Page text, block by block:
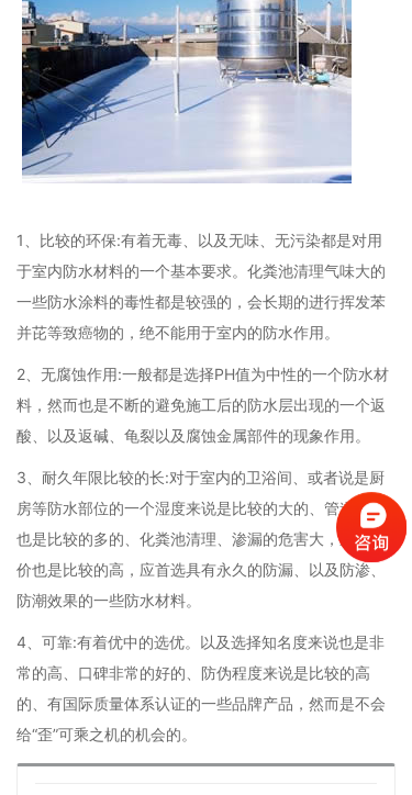
1、比较的环保:有着无毒、以及无味、无污染都是对用
于室内防水材料的一个基本要求。化粪池清理气味大的
一些防水涂料的毒性都是较强的，会长期的进行挥发苯
并芘等致癌物的，绝不能用于室内的防水作用。
2、无腐蚀作用:一般都是选择PH值为中性的一个防水材
料，然而也是不断的避免施工后的防水层出现的一个返
酸、以及返碱、龟裂以及腐蚀金属部件的现象作用。
3、耐久年限比较的长:对于室内的卫浴间、或者说是厨
房等防水部位的一个湿度来说是比较的大的、管道当然
也是比较的多的、化粪池清理、渗漏的危害大，返工代
价也是比较的高，应首选具有永久的防漏、以及防渗、
防潮效果的一些防水材料。
4、可靠:有着优中的选优。以及选择知名度来说也是非
常的高、口碑非常的好的、防伪程度来说是比较的高
的、有国际质量体系认证的一些品牌产品，然而是不会
给“歪”可乘之机的机会的。